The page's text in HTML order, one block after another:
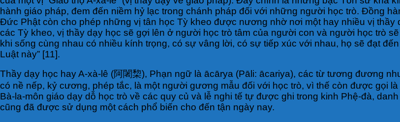
hành giáo pháp, đem đến niềm hỷ lạc trong chánh pháp đối với những người học trò. Đồng
Đức Phật còn cho phép những vị tân học Tỳ kheo được nương nhờ nơi một hay nhiều vị thầy
các Tỳ kheo, vị thầy dạy học sẽ gợi lên ở người học trò tâm của người con và người học trò
khi sống cùng nhau có nhiều kính trọng, có sự vâng lời, có sự tiếp xúc với nhau, họ sẽ đạt
Luật này” [11].
Thầy dạy học hay A-xà-lê (阿闍棃), Phạn ngữ là ācārya (Pāli: ācariya), các từ tương đương
có nề nếp, kỷ cương, phép tắc, là một người gương mẫu đối với học trò, vì thế còn được gọi
Bà-la-môn giáo dạy dỗ học trò về các quy củ và lễ nghi tế tự được ghi trong kinh Phệ-đà,
cũng đã được sử dụng một cách phổ biến cho đến tận ngày nay.